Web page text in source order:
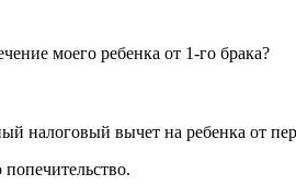
моего ребенка от 1-го брака?
налоговый вычет на ребенка от